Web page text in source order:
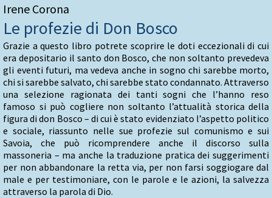
Irene Corona
Le profezie di Don Bosco
Grazie a questo libro potrete scoprire le doti eccezionali di cui
era depositario il santo don Bosco, che non soltanto prevedeva
gli eventi futuri, ma vedeva anche in sogno chi sarebbe morto,
chi si sarebbe salvato, chi sarebbe stato condannato. Attraverso
una selezione ragionata dei tanti sogni che l’hanno reso
famoso si può cogliere non soltanto l’attualità storica della
figura di don Bosco – di cui è stato evidenziato l’aspetto politico
e sociale, riassunto nelle sue profezie sul comunismo e sui
Savoia, che può ricomprendere anche il discorso sulla
massoneria – ma anche la traduzione pratica dei suggerimenti
per non abbandonare la retta via, per non farsi soggiogare dal
male e per testimoniare, con le parole e le azioni, la salvezza
attraverso la parola di Dio.